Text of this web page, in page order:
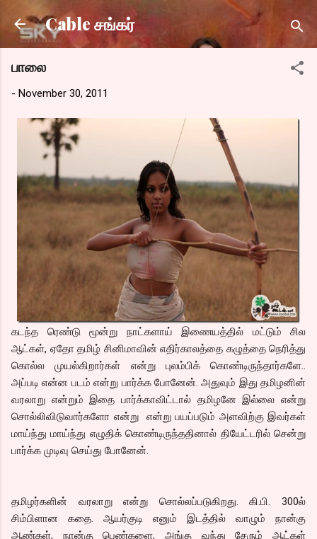
Skip to main content
Cable சங்கர்
பாலை
- November 30, 2011
கடந்த ரெண்டு மூன்று நாட்களாய் இணையத்தில் மட்டும் சில
ஆட்கள், ஏதோ தமிழ் சினிமாவின் எதிர்காலத்தை கழுத்தை நெரித்து
கொல்ல முயல்கிறார்கள் என்று புலம்பிக் கொண்டிருந்தார்களே..
அப்படி என்ன படம் என்று பார்க்க போனேன். அதுவும் இது தமிழனின்
வரலாறு என்றும் இதை பார்க்காவிட்டால் தமிழனே இல்லை என்று
சொல்லிவிடுவார்களோ என்று என்று பயப்படும் அளவிற்கு இவர்கள்
மாய்ந்து மாய்ந்து எழுதிக் கொண்டிருந்ததினால் தியேட்டரில் சென்று
பார்க்க முடிவு செய்து போனேன்.
தமிழர்களின் வரலாறு என்று சொல்லப்படுகிறது. கி.பி. 300ல்
சிம்பிளான கதை. ஆயர்குடி எனும் இடத்தில் வாழும் நான்கு
ஆண்கள், நான்கு பெண்களை, அங்கு வந்து சேரும் ஆட்கள்